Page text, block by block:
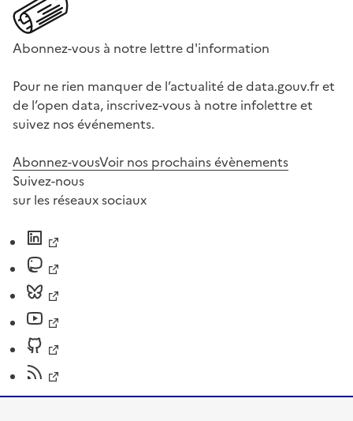
Abonnez-vous à notre lettre d'information
Pour ne rien manquer de l’actualité de data.gouv.fr et
de l’open data, inscrivez-vous à notre infolettre et
suivez nos événements.
Abonnez-vousVoir nos prochains évènements
Suivez-nous
sur les réseaux sociaux